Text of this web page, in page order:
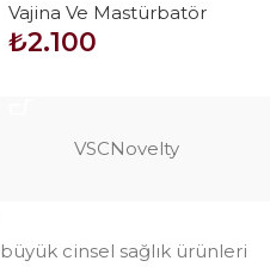
Red Plum
Vajina Ve Mastürbatör
₺2.100
VSCNovelty
cinsel sağlık ürünleri